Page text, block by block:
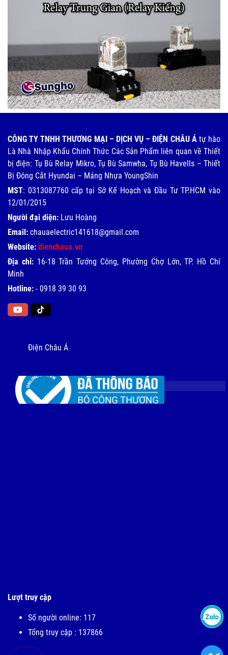
CÔNG TY TNHH THƯƠNG MẠI – DỊCH VỤ – ĐIỆN CHÂU Átự hào
Là Nhà Nhập Khẩu Chính Thức Các Sản Phẩm liên quan về Thiết
bị điện: Tụ Bù Relay Mikro, Tụ Bù Samwha, Tụ Bù Havells – Thiết
Bị Đóng Cắt Hyundai – Máng Nhựa YoungShin
MST: 0313087760 cấp tại Sở Kế Hoạch và Đầu Tư TP.HCM vào
12/01/2015
Người đại diện: Lưu Hoàng
Email: chauaelectric141618@gmail.com
Website: dienchaua.vn
Địa chỉ: 16-18 Trần Tướng Công, Phường Chợ Lớn, TP. Hồ Chí
Minh
Hotline: - 0918 39 30 93
Điện Châu Á
Lượt truy cập
Số người online: 117
Tổng truy cập : 137866